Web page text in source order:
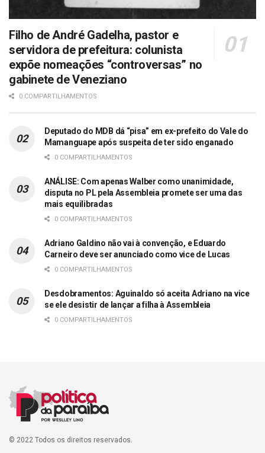
Filho de André Gadelha, pastor e
servidora de prefeitura: colunista
expõe nomeações “controversas” no
gabinete de Veneziano
0 COMPARTILHAMENTOS
Deputado do MDB dá “pisa” em ex-prefeito do Vale do
Mamanguape após suspeita de ter sido enganado
0 COMPARTILHAMENTOS
ANÁLISE: Com apenas Walber como unanimidade,
disputa no PL pela Assembleia promete ser uma das
mais equilibradas
0 COMPARTILHAMENTOS
Adriano Galdino não vai à convenção, e Eduardo
Carneiro deve ser anunciado como vice de Lucas
0 COMPARTILHAMENTOS
Desdobramentos: Aguinaldo só aceita Adriano na vice
se ele desistir de lançar a filha à Assembleia
0 COMPARTILHAMENTOS
© 2022 Todos os direitos reservados.